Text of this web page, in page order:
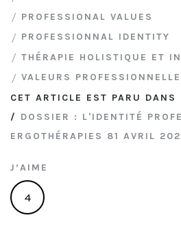
PROFESSIONAL VALUES
PROFESSIONNAL IDENTITY
THÉRAPIE HOLISTIQUE ET
VALEURS
CET ARTICLE EST PARU DANS
/ DOSSIER : L'IDENTITÉ
ERGOTHÉRAPIES 81 AVRIL
J’AIME
4